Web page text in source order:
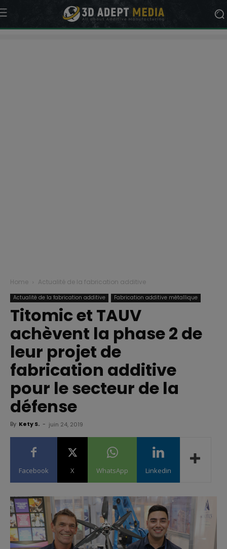
Home Actualité de la fabrication additive
Actualité de la fabrication additive Fabrication additive métallique
Titomic et TAUV
achèvent la phase 2 de
leur projet de
fabrication additive
pour le secteur de la
défense
By Kety S. - juin 24, 2019
Facebook X WhatsApp Linkedin